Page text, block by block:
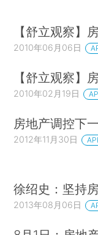
【舒立观察】
2010年06月06日
【舒立观察】
2010年02月19日
房地产调控下
2012年11月30日
徐绍史：坚持
2013年08月06日